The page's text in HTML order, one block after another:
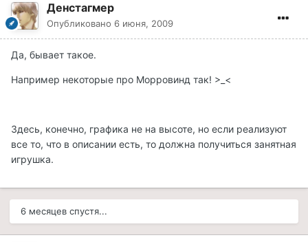
Денстагмер
Опубликовано 6 июня, 2009
Да, бывает такое.
Например некоторые про Морровинд так! >_<
Здесь, конечно, графика не на высоте, но если реализуют
все то, что в описании есть, то должна получиться занятная
игрушка.
6 месяцев спустя...